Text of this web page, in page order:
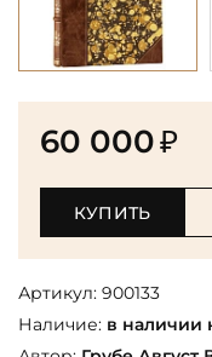
60 000₽
КУПИТЬ
Артикул: 900133
Наличие: в наличии